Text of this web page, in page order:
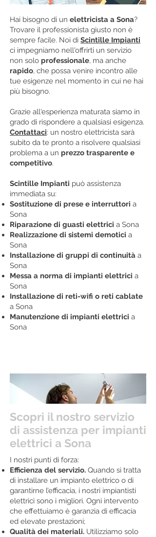
Hai bisogno di un elettricista a Sona?
Trovare il professionista giusto non è
sempre facile. Noi di Scintille Impianti
ci impegniamo nell'offrirti un servizio
non solo professionale, ma anche
rapido, che possa venire incontro alle
tue esigenze nel momento in cui ne hai
più bisogno.
Grazie all'esperienza maturata siamo in
grado di rispondere a qualsiasi esigenza.
Contattaci: un nostro elettricista sarà
subito da te pronto a risolvere qualsiasi
problema a un prezzo trasparente e
competitivo.
Scintille Impianti può assistenza
immediata su:
Sostituzione di prese e interruttori a
Sona
Riparazione di guasti elettrici a Sona
Realizzazione di sistemi demotici a
Sona
Installazione di gruppi di continuità a
Sona
Messa a norma di impianti elettrici a
Sona
Installazione di reti-wifi o reti cablate
a Sona
Manutenzione di impianti elettrici a
Sona
Scopri il nostro servizio
di assistenza per impianti
elettrici a Sona
I nostri punti di forza:
Efficienza del servizio. Quando si tratta
di installare un impianto elettrico o di
garantirne l’efficacia, i nostri impiantisti
elettrici sono i migliori. Ogni intervento
che effettuiamo è garanzia di efficacia
ed elevate prestazioni;
Qualità dei materiali. Utilizziamo solo